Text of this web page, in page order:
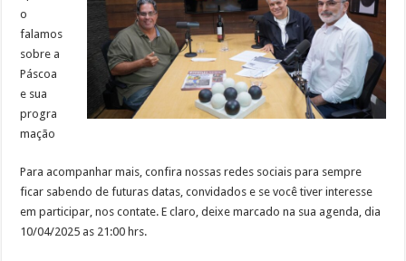
o
falamos
sobre a
Páscoa
e sua
progra
mação
Para acompanhar mais, confira nossas redes sociais para sempre
ficar sabendo de futuras datas, convidados e se você tiver interesse
em participar, nos contate. E claro, deixe marcado na sua agenda, dia
10/04/2025 as 21:00 hrs.